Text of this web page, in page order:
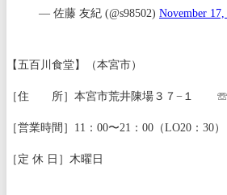
— 佐藤 友紀 (@s98502) November 17,
【五百川食堂】（本宮市）
［住 所］本宮市荒井陳場３７−１ ☏
［営業時間］11：00〜21：00（LO20：30）
［定 休 日］木曜日